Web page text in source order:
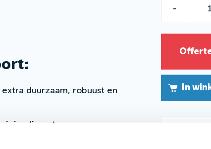
duurzaam, robuust en
-
In